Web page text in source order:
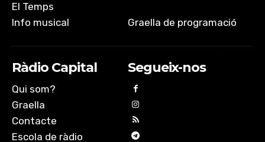
El Temps
Info musical
Graella de programació
Ràdio Capital
Qui som?
Graella
Contacte
Escola de ràdio
Segueix-nos